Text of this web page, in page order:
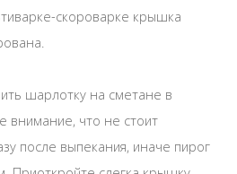
скороварке крышка
шарлотку на сметане в
внимание, что не стоит
после выпекания, иначе пирог